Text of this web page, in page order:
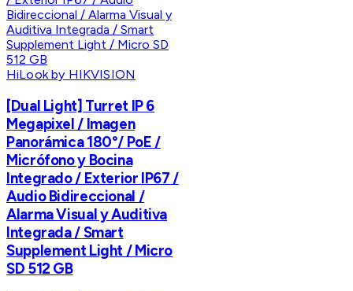
HiLook by HIKVISION
[Dual Light] Turret IP 6
Megapixel / Imagen
Panorámica 180°/ PoE /
Micrófono y Bocina
Integrado / Exterior IP67 /
Audio Bidireccional /
Alarma Visual y Auditiva
Integrada / Smart
Supplement Light / Micro
SD 512 GB